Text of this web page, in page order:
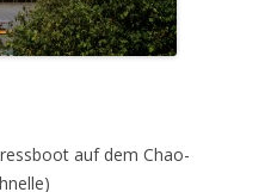
auf dem Chao-